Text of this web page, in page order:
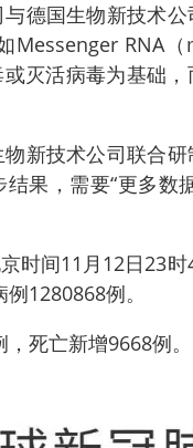
德国生物新技术
Messenger RNA（
灭活病毒为基础，
新技术公司联合
果，需要“更多数
时间11月12日23
1280868例。
死亡新增9668例。